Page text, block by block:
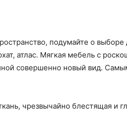
подумайте о
атлас. Мягкая мебель с
совершенно новый вид.
чрезвычайно блестящая и